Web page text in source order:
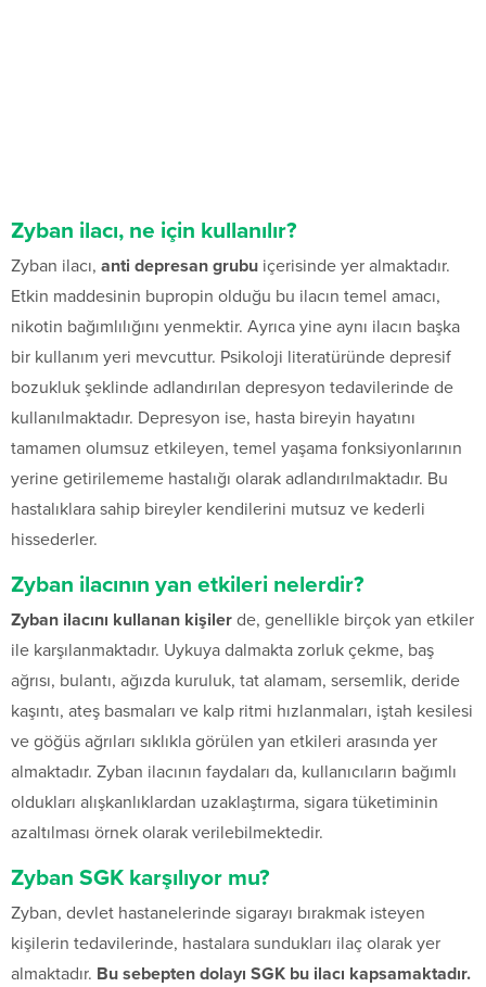
Zyban ilacı, ne için kullanılır?
Zyban ilacı, anti depresan grubu içerisinde yer almaktadır.
Etkin maddesinin bupropin olduğu bu ilacın temel amacı,
nikotin bağımlılığını yenmektir. Ayrıca yine aynı ilacın başka
bir kullanım yeri mevcuttur. Psikoloji literatüründe depresif
bozukluk şeklinde adlandırılan depresyon tedavilerinde de
kullanılmaktadır. Depresyon ise, hasta bireyin hayatını
tamamen olumsuz etkileyen, temel yaşama fonksiyonlarının
yerine getirilememe hastalığı olarak adlandırılmaktadır. Bu
hastalıklara sahip bireyler kendilerini mutsuz ve kederli
hissederler.
Zyban ilacının yan etkileri nelerdir?
Zyban ilacını kullanan kişiler de, genellikle birçok yan etkiler
ile karşılanmaktadır. Uykuya dalmakta zorluk çekme, baş
ağrısı, bulantı, ağızda kuruluk, tat alamam, sersemlik, deride
kaşıntı, ateş basmaları ve kalp ritmi hızlanmaları, iştah kesilesi
ve göğüs ağrıları sıklıkla görülen yan etkileri arasında yer
almaktadır. Zyban ilacının faydaları da, kullanıcıların bağımlı
oldukları alışkanlıklardan uzaklaştırma, sigara tüketiminin
azaltılması örnek olarak verilebilmektedir.
Zyban SGK karşılıyor mu?
Zyban, devlet hastanelerinde sigarayı bırakmak isteyen
kişilerin tedavilerinde, hastalara sundukları ilaç olarak yer
almaktadır. Bu sebepten dolayı SGK bu ilacı kapsamaktadır.